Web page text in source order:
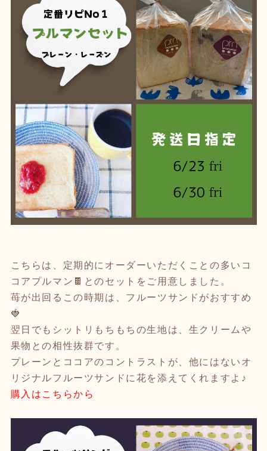
こちらは、定期的にオーダーいただくことの多いコ
コアプルマン🍫とのセットをご用意しました。
苺が出回るこの時期は、フルーツサンドがおすすめ
🍓
翌日でもシットリもちもちの生地は、生クリームや
果物との相性抜群です。
プレーンとココアのコントラストが、他にはないオ
リジナルフルーツサンドに花を添えてくれますよ♪
購入はこちらから